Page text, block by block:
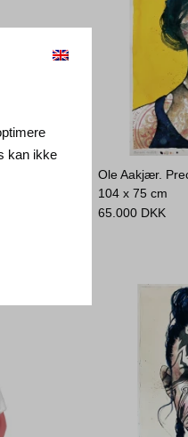
Ole Aakjær.
104 x 75 cm
65.000 DKK
kan ikke